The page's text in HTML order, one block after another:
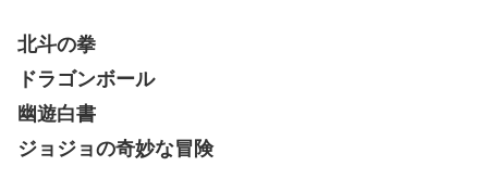
北斗の拳
ドラゴンボール
幽遊白書
ジョジョの奇妙な冒険